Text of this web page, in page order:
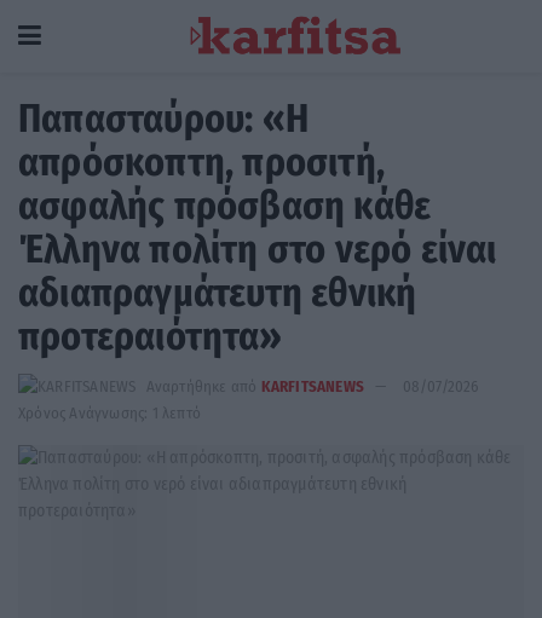
Παπασταύρου: «Η
απρόσκοπτη, προσιτή,
ασφαλής πρόσβαση κάθε
Έλληνα πολίτη στο νερό είναι
αδιαπραγμάτευτη εθνική
προτεραιότητα»
Αναρτήθηκε από KARFITSANEWS
08/07/2026
Χρόνος Ανάγνωσης: 1 λεπτό